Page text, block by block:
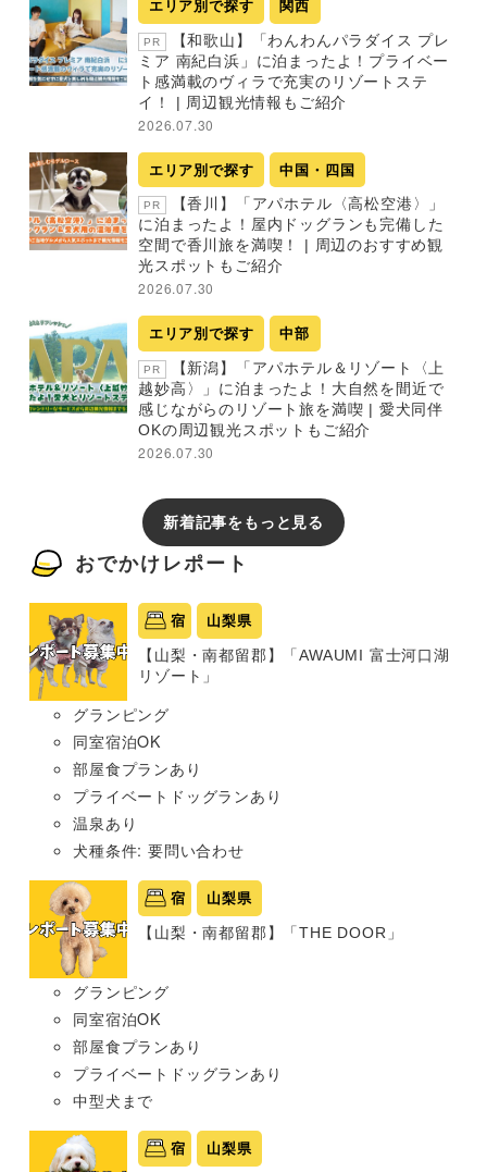
エリア別で探す 関西
PR
【和歌山】「わんわんパラダイス プレ
ミア 南紀白浜」に泊まったよ！プライベー
ト感満載のヴィラで充実のリゾートステ
イ！ | 周辺観光情報もご紹介
2026.07.30
エリア別で探す 中国・四国
PR
【香川】「アパホテル〈高松空港〉」
に泊まったよ！屋内ドッグランも完備した
空間で香川旅を満喫！ | 周辺のおすすめ観
光スポットもご紹介
2026.07.30
エリア別で探す 中部
PR
【新潟】「アパホテル＆リゾート〈上
越妙高〉」に泊まったよ！大自然を間近で
感じながらのリゾート旅を満喫 | 愛犬同伴
OKの周辺観光スポットもご紹介
2026.07.30
新着記事をもっと見る
おでかけレポート
宿 山梨県
【山梨・南都留郡】「AWAUMI 富士河口湖
リゾート」
グランピング
同室宿泊OK
部屋食プランあり
プライベートドッグランあり
温泉あり
犬種条件: 要問い合わせ
宿 山梨県
【山梨・南都留郡】「THE DOOR」
グランピング
同室宿泊OK
部屋食プランあり
プライベートドッグランあり
中型犬まで
宿 山梨県